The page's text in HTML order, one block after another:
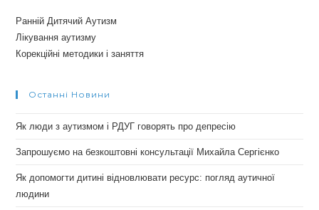
Ранній Дитячий Аутизм
Лікування аутизму
Корекційні методики і заняття
Останні Новини
Як люди з аутизмом і РДУГ говорять про депресію
Запрошуємо на безкоштовні консультації Михайла Сергієнко
Як допомогти дитині відновлювати ресурс: погляд аутичної
людини